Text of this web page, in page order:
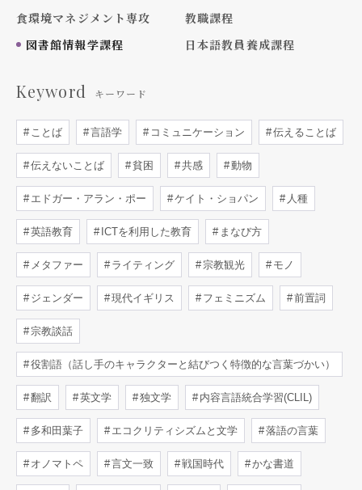
食環境マネジメント専攻
教職課程
図書館情報学課程
日本語教員養成課程
Keyword キーワード
ことば 言語学 コミュニケーション 伝えることば
伝えないことば 貧困 共感 動物
エドガー・アラン・ポー ケイト・ショパン 人種
英語教育 ICTを利用した教育 まなび方
メタファー ライティング 宗教観光 モノ
ジェンダー 現代イギリス フェミニズム 前置詞
宗教談話
役割語（話し手のキャラクターと結びつく特徴的な言葉づかい）
翻訳 英文学 独文学 内容言語統合学習(CLIL)
多和田葉子 エコクリティシズムと文学 落語の言葉
オノマトペ 言文一致 戦国時代 かな書道